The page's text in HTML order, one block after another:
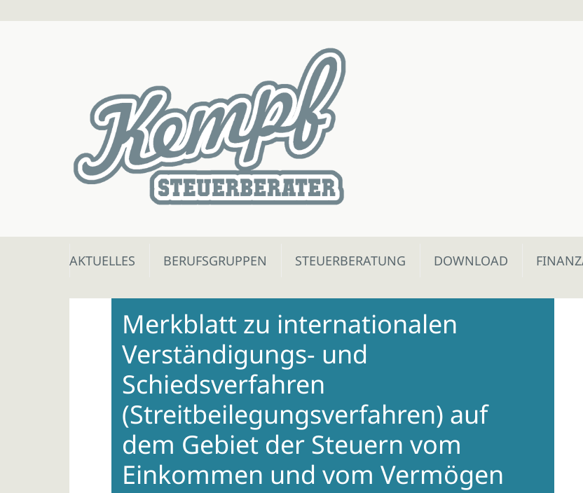
Skip
AKTUELLES BERUFSGRUPPEN STEUERBERATUNG DOWNLOAD
Merkblatt zu internationalen
Verständigungs- und
Schiedsverfahren
(Streitbeilegungsverfahren) auf
dem Gebiet der Steuern vom
Einkommen und vom Vermögen